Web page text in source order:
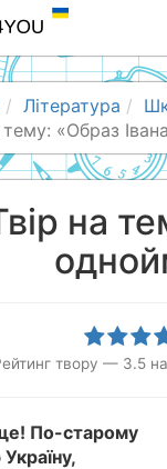
Література
тему: «Образ
на
твору — 3.5на
По-старому